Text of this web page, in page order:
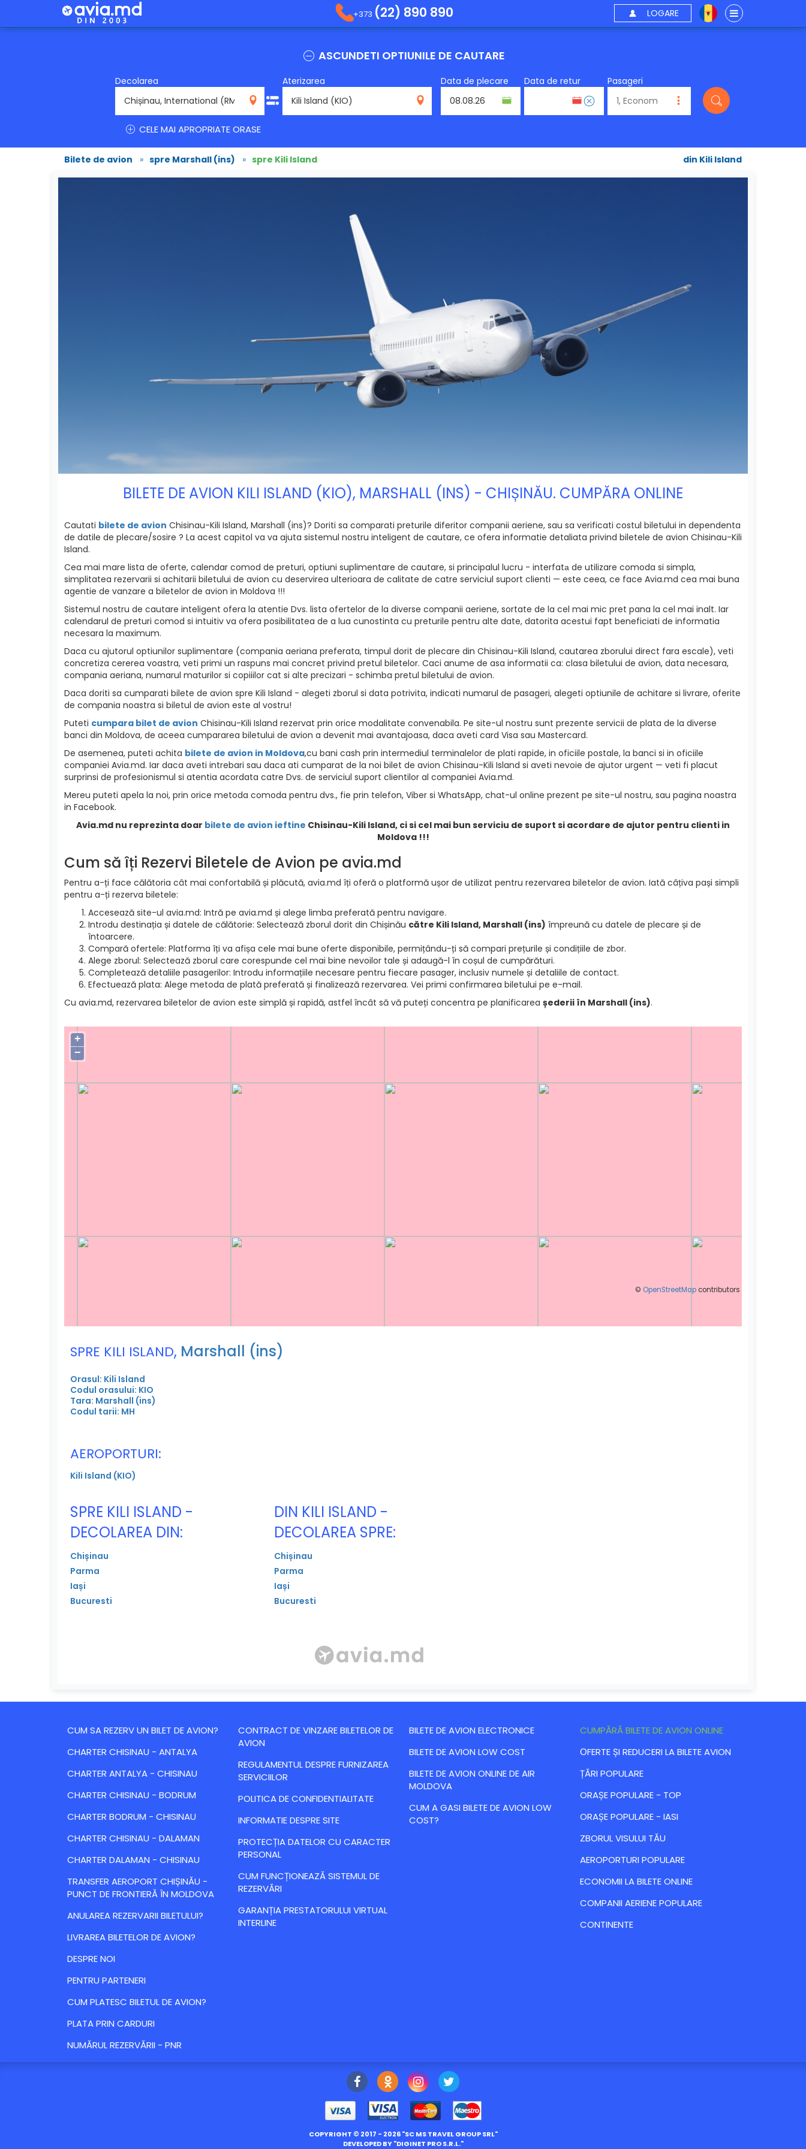
+373 (22) 890 890 LOGARE
ASCUNDETI OPTIUNILE DE CAUTARE
Decolarea
RMO
Aterizarea
Data de plecare Data de retur Pasageri
CELE MAI APROPRIATE ORASE
Bilete de avion » spre Marshall (ins) » spre Kili Island din Kili Island
BILETE DE AVION KILI ISLAND (KIO), MARSHALL (INS) - CHIȘINĂU. CUMPĂRA ONLINE
Cautati bilete de avion Chisinau-Kili Island, Marshall (ins)? Doriti sa comparati preturile diferitor companii aeriene, sau sa verificati costul biletului in dependenta
de datile de plecare/sosire ? La acest capitol va va ajuta sistemul nostru inteligent de cautare, ce ofera informatie detaliata privind biletele de avion Chisinau-Kili
Island.
Cea mai mare lista de oferte, calendar comod de preturi, optiuni suplimentare de cautare, si principalul lucru - interfatа de utilizare comoda si simpla,
simplitatea rezervarii si achitarii biletului de avion cu deservirea ulterioara de calitate de catre serviciul suport clienti — este ceea, ce face Avia.md cea mai buna
agentie de vanzare a biletelor de avion in Moldova !!!
Sistemul nostru de cautare inteligent ofera la atentie Dvs. lista ofertelor de la diverse companii aeriene, sortate de la cel mai mic pret pana la cel mai inalt. Iar
calendarul de preturi comod si intuitiv va ofera posibilitatea de a lua cunostinta cu preturile pentru alte date, datorita acestui fapt beneficiati de informatia
necesara la maximum.
Daca cu ajutorul optiunilor suplimentare (compania aeriana preferata, timpul dorit de plecare din Chisinau-Kili Island, cautarea zborului direct fara escale), veti
concretiza cererea voastra, veti primi un raspuns mai concret privind pretul biletelor. Caci anume de asa informatii ca: clasa biletului de avion, data necesara,
compania aeriana, numarul maturilor si copiiilor cat si alte precizari - schimba pretul biletului de avion.
Daca doriti sa cumparati bilete de avion spre Kili Island - alegeti zborul si data potrivita, indicati numarul de pasageri, alegeti optiunile de achitare si livrare, oferite
de compania noastra si biletul de avion este al vostru!
Puteti cumpara bilet de avion Chisinau-Kili Island rezervat prin orice modalitate convenabila. Pe site-ul nostru sunt prezente servicii de plata de la diverse
banci din Moldova, de aceea cumpararea biletului de avion a devenit mai avantajoasa, daca aveti card Visa sau Mastercard.
De asemenea, puteti achita bilete de avion in Moldova,cu bani cash prin intermediul terminalelor de plati rapide, in oficiile postale, la banci si in oficiile
companiei Avia.md. Iar daca aveti intrebari sau daca ati cumparat de la noi bilet de avion Chisinau-Kili Island si aveti nevoie de ajutor urgent — veti fi placut
surprinsi de profesionismul si atentia acordata catre Dvs. de serviciul suport clientilor al companiei Avia.md.
Mereu puteti apela la noi, prin orice metoda comoda pentru dvs., fie prin telefon, Viber si WhatsApp, chat-ul online prezent pe site-ul nostru, sau pagina noastra
in Facebook.
Avia.md nu reprezinta doar bilete de avion ieftine Chisinau-Kili Island, ci si cel mai bun serviciu de suport si acordare de ajutor pentru clienti in
Moldova !!!
Cum să îți Rezervi Biletele de Avion pe avia.md
Pentru a-ți face călătoria cât mai confortabilă și plăcută, avia.md îți oferă o platformă ușor de utilizat pentru rezervarea biletelor de avion. Iată câțiva pași simpli
pentru a-ți rezerva biletele:
Accesează site-ul avia.md: Intră pe avia.md și alege limba preferată pentru navigare.
Introdu destinația și datele de călătorie: Selectează zborul dorit din Chișinău către Kili Island, Marshall (ins) împreună cu datele de plecare și de
întoarcere.
Compară ofertele: Platforma îți va afișa cele mai bune oferte disponibile, permițându-ți să compari prețurile și condițiile de zbor.
Alege zborul: Selectează zborul care corespunde cel mai bine nevoilor tale și adaugă-l în coșul de cumpărături.
Completează detaliile pasagerilor: Introdu informațiile necesare pentru fiecare pasager, inclusiv numele și detaliile de contact.
Efectuează plata: Alege metoda de plată preferată și finalizează rezervarea. Vei primi confirmarea biletului pe e-mail.
Cu avia.md, rezervarea biletelor de avion este simplă și rapidă, astfel încât să vă puteți concentra pe planificarea șederii în Marshall (ins).
+
−
© OpenStreetMap contributors
SPRE KILI ISLAND, Marshall (ins)
Orasul: Kili Island
Codul orasului: KIO
Tara: Marshall (ins)
Codul tarii: MH
AEROPORTURI:
Kili Island (KIO)
SPRE KILI ISLAND -
DECOLAREA DIN:
Chișinau
Parma
Iași
Bucuresti
DIN KILI ISLAND -
DECOLAREA SPRE:
Chișinau
Parma
Iași
Bucuresti
CUM SA REZERV UN BILET DE AVION?
CHARTER CHISINAU - ANTALYA
CHARTER ANTALYA - CHISINAU
CHARTER CHISINAU - BODRUM
CHARTER BODRUM - CHISINAU
CHARTER CHISINAU - DALAMAN
CHARTER DALAMAN - CHISINAU
TRANSFER AEROPORT CHIȘINĂU -
PUNCT DE FRONTIERĂ ÎN MOLDOVA
ANULAREA REZERVARII BILETULUI?
LIVRAREA BILETELOR DE AVION?
DESPRE NOI
PENTRU PARTENERI
CUM PLATESC BILETUL DE AVION?
PLATA PRIN CARDURI
NUMĂRUL REZERVĂRII - PNR
CONTRACT DE VINZARE BILETELOR DE
AVION
REGULAMENTUL DESPRE FURNIZAREA
SERVICIILOR
POLITICA DE CONFIDENTIALITATE
INFORMATIE DESPRE SITE
PROTECȚIA DATELOR CU CARACTER
PERSONAL
CUM FUNCȚIONEAZĂ SISTEMUL DE
REZERVĂRI
GARANȚIA PRESTATORULUI VIRTUAL
INTERLINE
BILETE DE AVION ELECTRONICE
BILETE DE AVION LOW COST
BILETE DE AVION ONLINE DE AIR
MOLDOVA
CUM A GASI BILETE DE AVION LOW
COST?
CUMPĂRĂ BILETE DE AVION ONLINE
ОFERTE ȘI REDUCERI LA BILETE AVION
ȚĂRI POPULARE
ORAȘE POPULARE - TOP
ORAȘE POPULARE - IASI
ZBORUL VISULUI TĂU
AEROPORTURI POPULARE
ECONOMII LA BILETE ONLINE
COMPANII AERIENE POPULARE
CONTINENTE
COPYRIGHT © 2017 - 2026 "SC MS TRAVEL GROUP SRL"
DEVELOPED BY "DIGINET PRO S.R.L."